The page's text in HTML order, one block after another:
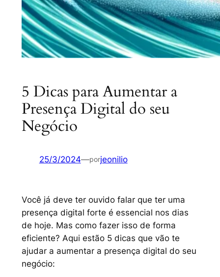
5 Dicas para Aumentar a
Presença Digital do seu
Negócio
25/3/2024—porjeonilio
Você já deve ter ouvido falar que ter uma
presença digital forte é essencial nos dias
de hoje. Mas como fazer isso de forma
eficiente? Aqui estão 5 dicas que vão te
ajudar a aumentar a presença digital do seu
negócio: